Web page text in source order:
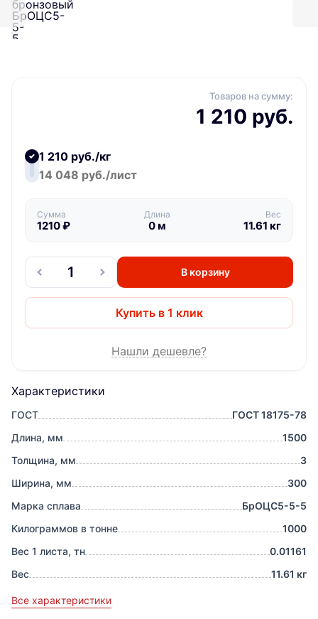
Характеристики
ГОСТ
ГОСТ 18175-78
Длина, мм
1500
Толщина, мм
3
Ширина, мм
300
Марка сплава
БрОЦС5-5-5
Килограммов в тонне
1000
Вес 1 листа, тн
0.01161
Вес
11.61 кг
Все характеристики
Товаров на сумму:
1 210 руб.
1 210 руб./кг
14 048 руб./лист
Сумма
1210₽
Длина
0м
Вес
11.61 кг
В корзину
Купить в 1 клик
Нашли дешевле?